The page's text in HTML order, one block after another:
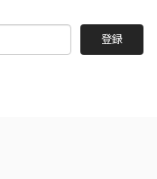
登録